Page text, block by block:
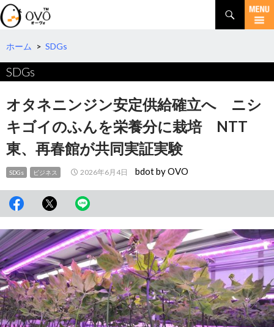
検
索
コ
テ
ツ
へ
動
ホーム > SDGs
SDGs
オタネニンジン安定供給確立へ ニシ
キゴイのふんを栄養分に栽培 NTT
東、再春館が共同実証実験
SDGs ビジネス 2026年6月4日 bdot by OVO